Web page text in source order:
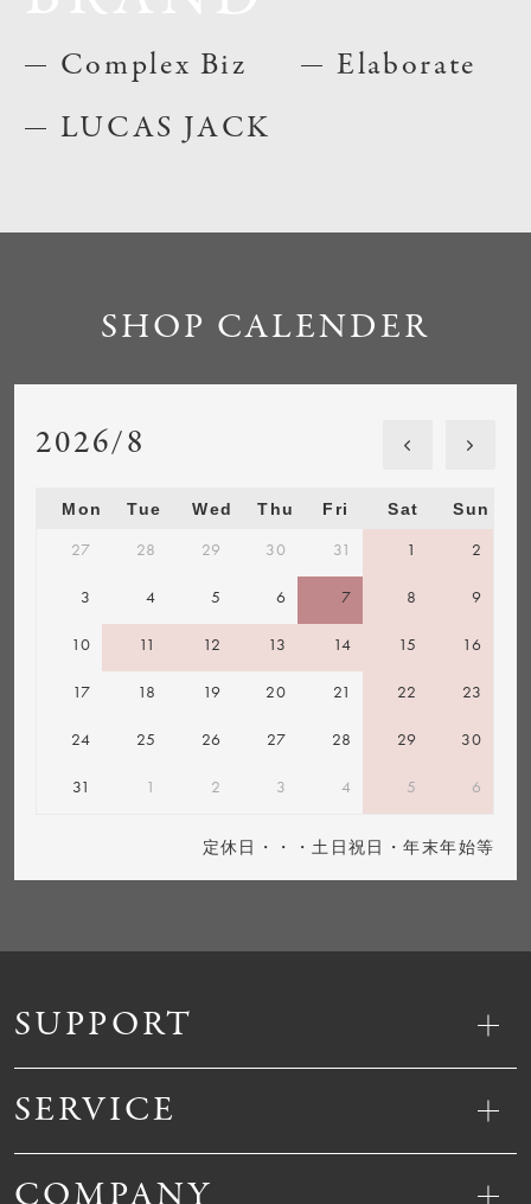
Complex Biz
LUCAS JACK
Elaborate
SUPPORT
SERVICE
SHOP CALENDER
2026/8
Mon Tue Wed Thu Fri Sat Sun
27 28 29 30 31 1 2
3 4 5 6 7 8 9
10 11 12 13 14 15 16
17 18 19 20 21 22 23
24 25 26 27 28 29 30
31 1 2 3 4 5 6
定休日・・・土日祝日・年末年始等